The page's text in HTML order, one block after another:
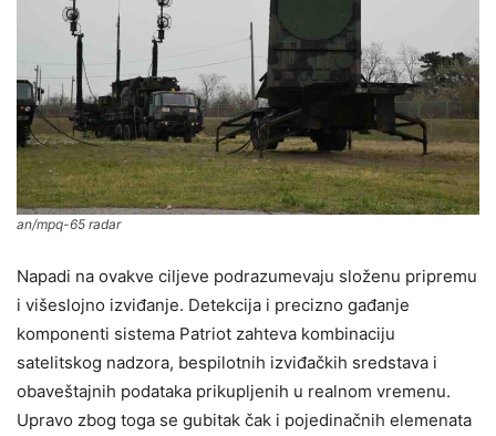
an/mpq-65 radar
Napadi na ovakve ciljeve podrazumevaju složenu pripremu
i višeslojno izviđanje. Detekcija i precizno gađanje
komponenti sistema Patriot zahteva kombinaciju
satelitskog nadzora, bespilotnih izviđačkih sredstava i
obaveštajnih podataka prikupljenih u realnom vremenu.
Upravo zbog toga se gubitak čak i pojedinačnih elemenata